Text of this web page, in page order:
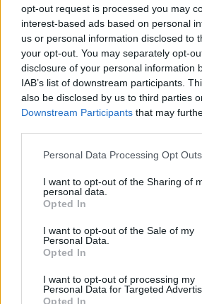
opt-out request is processed you may
interest-based ads based on personal
us or personal information disclosed to
your opt-out. You may separately opt-
disclosure of your personal information
IAB’s list of downstream participants.
also be disclosed by us to third parties
Downstream Participants that may
Please note that this website/app uses
not limited to your visit or usage
grant or deny consent to Google and its
use your data for below specified
consent section.
Personal Data Processing Opt Outs
I want to opt-out of the Sharing of
personal data.
Opted In
I want to opt-out of the Sale of my
Personal Data.
Opted In
I want to opt-out of processing my
Personal Data for Targeted
Opted In
Az EU-s óriásbüntetések
végszámlája: túl az
jávor benedek• 2019. november 12.
A 2014-2020 közötti időszak uniós